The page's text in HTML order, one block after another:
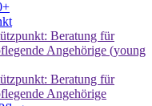
Beratung für
Angehörige (young
Beratung für
Angehörige